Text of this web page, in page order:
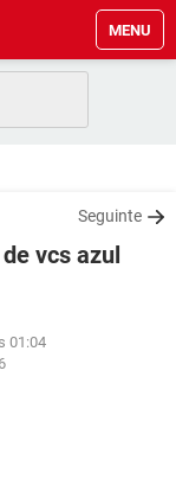
MENU
Seguinte
vcs azul
01:04